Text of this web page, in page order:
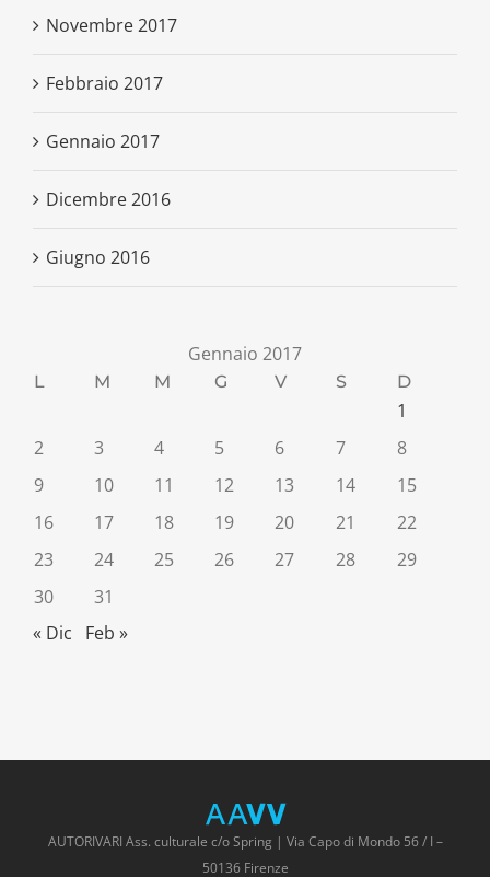
Novembre 2017
Febbraio 2017
Gennaio 2017
Dicembre 2016
Giugno 2016
Gennaio 2017
L M M G V S D
1
2
3 4 5 6 7
8
9
10 11 12 13 14
15
16
17 18 19 20 21
22
23
24 25 26 27 28
29
30
31
« Dic
Feb »
AUTORIVARI Ass. culturale c/o Spring | Via Capo di Mondo 56 / I –
50136 Firenze